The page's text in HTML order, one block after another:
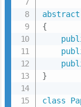
abstract
{
}
class